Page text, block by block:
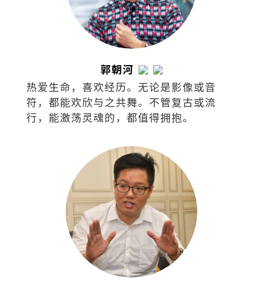
郭朝河
热爱生命，喜欢经历。无论是影像或音
符，都能欢欣与之共舞。不管复古或流
行，能激荡灵魂的，都值得拥抱。